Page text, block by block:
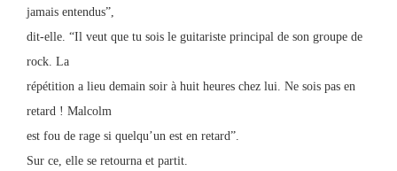
jamais entendus”,
dit-elle. “Il veut que tu sois le guitariste principal de son groupe de
rock. La
répétition a lieu demain soir à huit heures chez lui. Ne sois pas en
retard ! Malcolm
est fou de rage si quelqu’un est en retard”.
Sur ce, elle se retourna et partit.